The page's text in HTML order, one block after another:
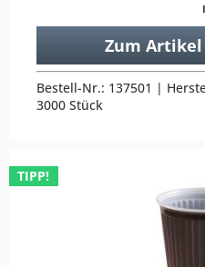
Zum Artikel
Bestell-Nr.: 137501 |
3000 Stück
TIPP!